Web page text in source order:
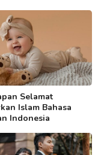
Selamat
Islam Bahasa
Indonesia